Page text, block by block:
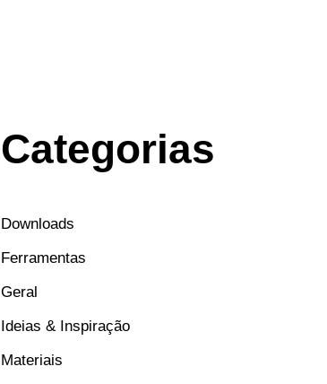
Categorias
Downloads
Ferramentas
Geral
Ideias & Inspiração
Materiais